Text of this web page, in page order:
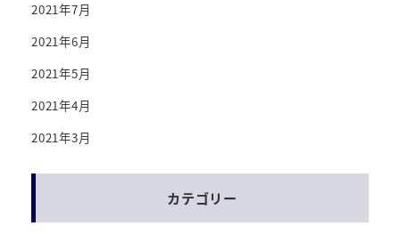
2021年7月
2021年6月
2021年5月
2021年4月
2021年3月
カテゴリー